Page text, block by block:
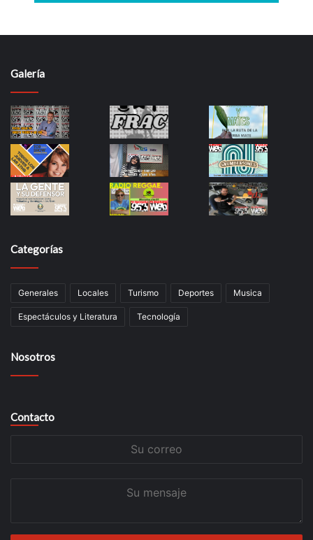
Galería
Categorías
Generales Locales Turismo Deportes Musica
Espectáculos y Literatura Tecnología
Nosotros
Contacto